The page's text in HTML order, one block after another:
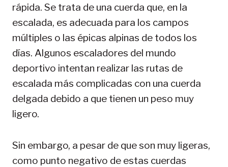
rápida. Se trata de una cuerda que, en la
escalada, es adecuada para los campos
múltiples o las épicas alpinas de todos los
días. Algunos escaladores del mundo
deportivo intentan realizar las rutas de
escalada más complicadas con una cuerda
delgada debido a que tienen un peso muy
ligero.
Sin embargo, a pesar de que son muy ligeras,
como punto negativo de estas cuerdas